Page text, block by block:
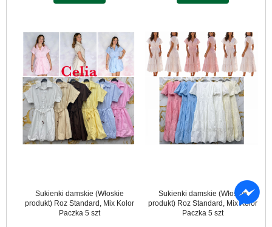
Sukienki damskie (Włoskie
produkt) Roz Standard, Mix Kolor
Paczka 5 szt
Sukienki damskie (Włoskie
produkt) Roz Standard, Mix Kolor
Paczka 5 szt